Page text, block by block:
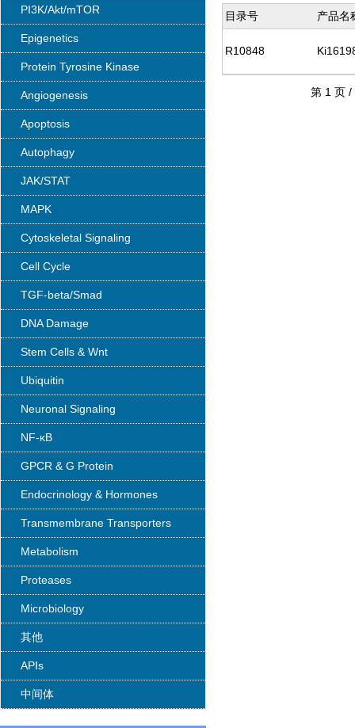
PI3K/Akt/mTOR
Epigenetics
Protein Tyrosine Kinase
Angiogenesis
Apoptosis
Autophagy
JAK/STAT
MAPK
Cytoskeletal Signaling
Cell Cycle
TGF-beta/Smad
DNA Damage
Stem Cells & Wnt
Ubiquitin
Neuronal Signaling
NF-κB
GPCR & G Protein
Endocrinology & Hormones
Transmembrane Transporters
Metabolism
Proteases
Microbiology
其他
APIs
中间体
目录号 产品名
R10848
第 1 页 /